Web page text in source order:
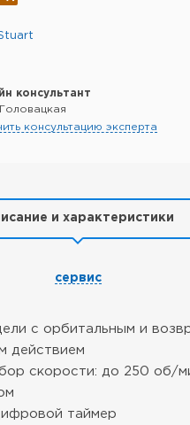
консультант
консультацию эксперта
и характеристики
сервис
с орбитальным и
действием
скорости: до 250 об/
таймер